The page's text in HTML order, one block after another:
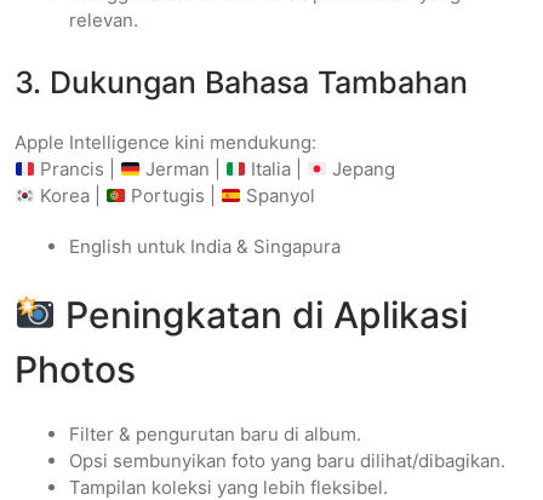
relevan.
3. Dukungan Bahasa Tambahan
Apple Intelligence kini mendukung:
Prancis |
Jerman | Italia |
Jepang
Korea |
Portugis | Spanyol
English untuk India & Singapura
Peningkatan di Aplikasi
Photos
Filter & pengurutan baru di album.
Opsi sembunyikan foto yang baru dilihat/dibagikan.
Tampilan koleksi yang lebih fleksibel.